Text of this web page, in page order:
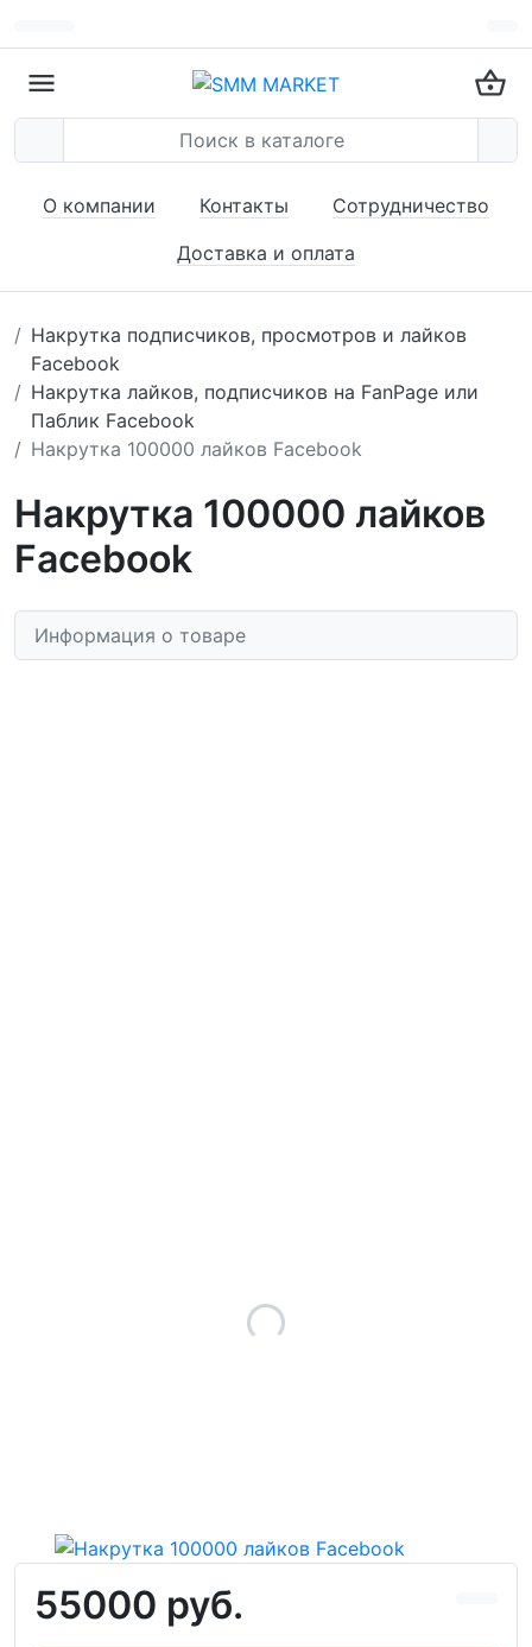
О компании Контакты
Сотрудничество
Доставка и оплата
Накрутка подписчиков, просмотров и лайков
Facebook
Накрутка лайков, подписчиков на FanPage или
Паблик Facebook
Накрутка 100000 лайков Facebook
Накрутка 100000 лайков
Facebook
Информация о товаре
55000 руб.